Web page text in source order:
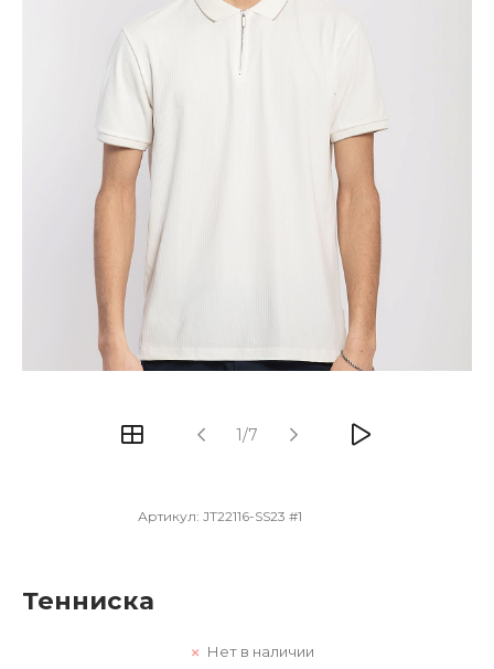
1/7
Артикул: JT22116-SS23 #1
Тенниска
Нет в наличии